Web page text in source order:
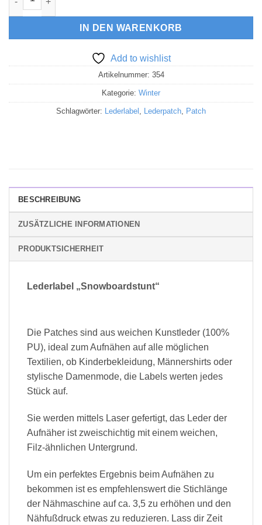
IN DEN WARENKORB
Add to wishlist
Artikelnummer: 354
Kategorie: Winter
Schlagwörter: Lederlabel , Lederpatch, Patch
BESCHREIBUNG
ZUSÄTZLICHE INFORMATIONEN
PRODUKTSICHERHEIT
Lederlabel „Snowboardstunt“
Die Patches sind aus weichen Kunstleder (100%
PU), ideal zum Aufnähen auf alle möglichen
Textilien, ob Kinderbekleidung, Männershirts oder
stylische Damenmode, die Labels werten jedes
Stück auf.
Sie werden mittels Laser gefertigt, das Leder der
Aufnäher ist zweischichtig mit einem weichen,
Filz-ähnlichen Untergrund.
Um ein perfektes Ergebnis beim Aufnähen zu
bekommen ist es empfehlenswert die Stichlänge
der Nähmaschine auf ca. 3,5 zu erhöhen und den
Nähfußdruck etwas zu reduzieren. Lass dir Zeit